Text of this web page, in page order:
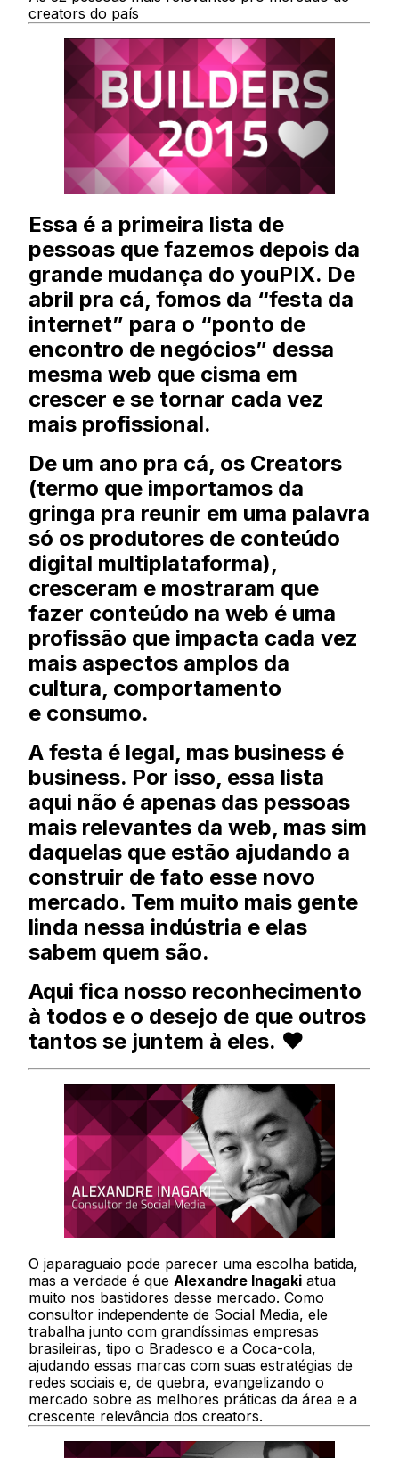
creators do país
Essa é a primeira lista de
pessoas que fazemos depois da
grande mudança do youPIX. De
abril pra cá, fomos da “festa da
internet” para o “ponto de
encontro de negócios” dessa
mesma web que cisma em
crescer e se tornar cada vez
mais profissional.
De um ano pra cá, os Creators
(termo que importamos da
gringa pra reunir em uma palavra
só os produtores de conteúdo
digital multiplataforma),
cresceram e mostraram que
fazer conteúdo na web é uma
profissão que impacta cada vez
mais aspectos amplos da
cultura, comportamento
e consumo.
A festa é legal, mas business é
business. Por isso, essa lista
aqui não é apenas das pessoas
mais relevantes da web, mas sim
daquelas que estão ajudando a
construir de fato esse novo
mercado. Tem muito mais gente
linda nessa indústria e elas
sabem quem são.
Aqui fica nosso reconhecimento
à todos e o desejo de que outros
tantos se juntem à eles. ❤
O japaraguaio pode parecer uma escolha batida,
mas a verdade é que Alexandre Inagaki atua
muito nos bastidores desse mercado. Como
consultor independente de Social Media, ele
trabalha junto com grandíssimas empresas
brasileiras, tipo o Bradesco e a Coca-cola,
ajudando essas marcas com suas estratégias de
redes sociais e, de quebra, evangelizando o
mercado sobre as melhores práticas da área e a
crescente relevância dos creators.